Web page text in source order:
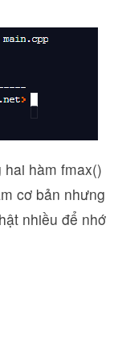
hàm fmax()
cơ bản nhưng
nhiều để nhớ